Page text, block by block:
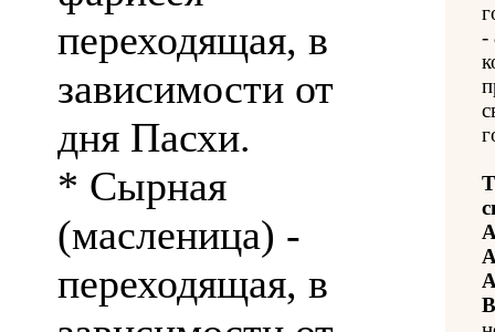
переходящая, в
зависимости от
дня Пасхи.
* Сырная
(масленица) -
переходящая, в
-